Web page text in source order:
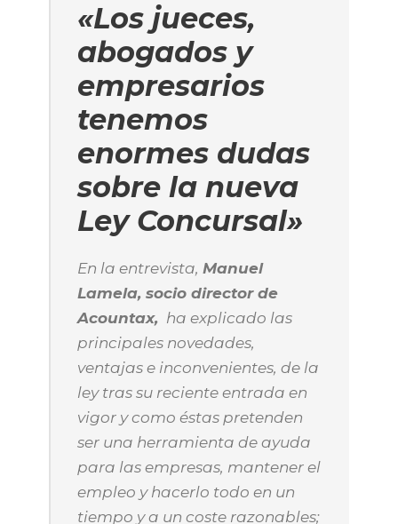
«Los jueces,
abogados y
empresarios
tenemos
enormes dudas
sobre la nueva
Ley Concursal»
En la entrevista, Manuel
Lamela, socio director de
Acountax, ha explicado las
principales novedades,
ventajas e inconvenientes, de la
ley tras su reciente entrada en
vigor y como éstas pretenden
ser una herramienta de ayuda
para las empresas, mantener el
empleo y hacerlo todo en un
tiempo y a un coste razonables;